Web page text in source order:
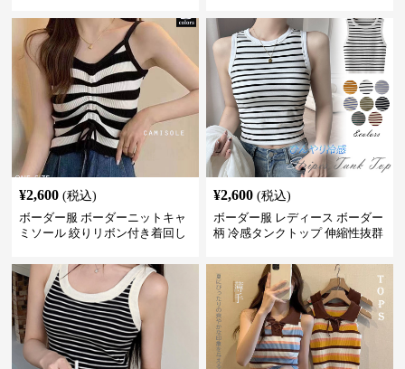
¥2,600 (税込)
ボーダー服 ボーダーニットキャ
ミソール 絞りリボン付き着回し
¥2,600 (税込)
ボーダー服 レディース ボーダー
柄 冷感タンクトップ 伸縮性抜群